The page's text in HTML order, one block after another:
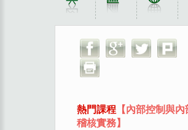
熱門課程 【內部控制與內
稽核實務】